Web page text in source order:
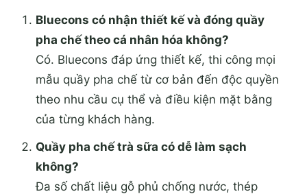
Bluecons có nhận thiết kế và đóng quầy
pha chế theo cá nhân hóa không?
Có. Bluecons đáp ứng thiết kế, thi công mọi
mẫu quầy pha chế từ cơ bản đến độc quyền
theo nhu cầu cụ thể và điều kiện mặt bằng
của từng khách hàng.
Quầy pha chế trà sữa có dễ làm sạch
không?
Đa số chất liệu gỗ phủ chống nước, thép